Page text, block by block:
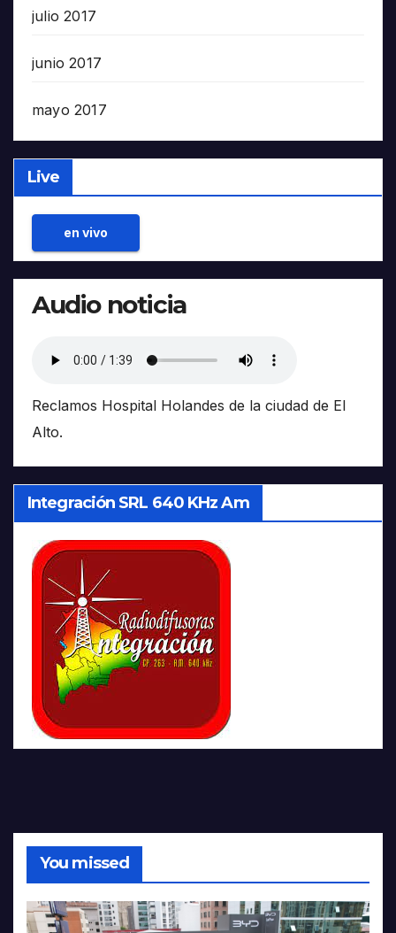
julio 2017
junio 2017
mayo 2017
Live
en vivo
Audio noticia
Reclamos Hospital Holandes de la ciudad de El
Alto.
Integración SRL 640 KHz Am
You missed